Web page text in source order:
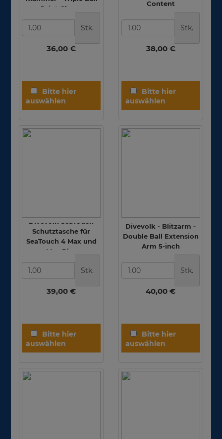
Joint Clamp
Stk.
36,00 €
Content
Stk.
38,00 €
Divevolk SeaTouch
Schutztasche für
SeaTouch 4 Max und
Max Plus
Stk.
39,00 €
Divevolk - Blitzarm -
Double Ball Extension
Arm 5-inch
Stk.
40,00 €